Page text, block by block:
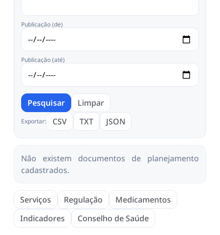
Publicação (de)
Publicação (até)
Pesquisar Limpar
Exportar: CSV TXT JSON
Não existem documentos de planejamento
cadastrados.
Serviços Regulação
Medicamentos
Indicadores
Conselho de Saúde